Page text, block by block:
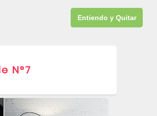
Entiendo y Quitar
CURSO JARCERÍA
N°7